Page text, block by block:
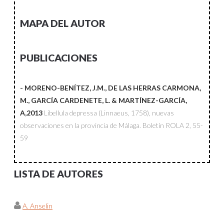
MAPA DEL AUTOR
PUBLICACIONES
- MORENO-BENÍTEZ, J.M., DE LAS HERRAS CARMONA,
M., GARCÍA CARDENETE, L. & MARTÍNEZ-GARCÍA,
A,2013 Libellula depressa (Linnaeus, 1758), nuevas
observaciones en la provincia de Málaga. Boletín ROLA 2, 55-
59
LISTA DE AUTORES
A. Anselin